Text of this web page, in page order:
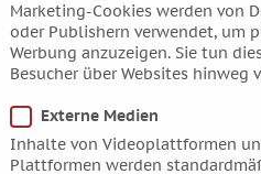
Quadratur schöpferisch in
Aspekt entdeckte und
Marketing-Cookies werden von
oder Publishern verwendet, um
Werbung anzuzeigen. Sie tun
Besucher über Websites hinweg
Externe Medien
Inhalte von Videoplattformen
Plattformen werden